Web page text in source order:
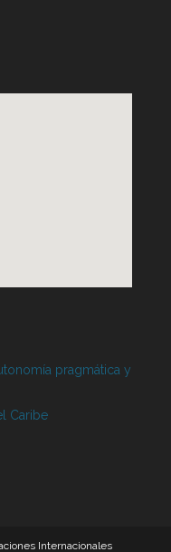
pragmática y
Caribe
Internacionales